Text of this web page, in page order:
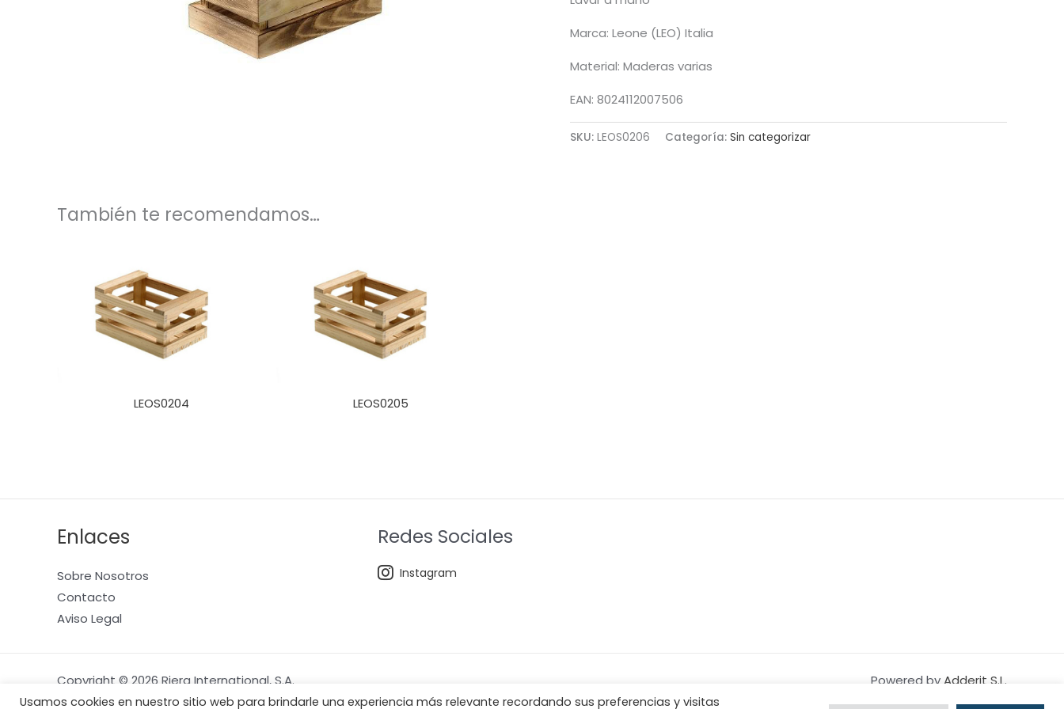
Marca: Leone (LEO) Italia
Material: Maderas varias
EAN: 8024112007506
SKU: LEOS0206 Categoría: Sin categorizar
También te recomendamos…
LEOS0204 LEOS0205
Enlaces
Sobre Nosotros
Contacto
Aviso Legal
Redes Sociales
Instagram
Copyright © 2026 Riera International, S.A. Powered by Adderit S.L.
Usamos cookies en nuestro sitio web para brindarle una experiencia más relevante recordando sus preferencias y visitas